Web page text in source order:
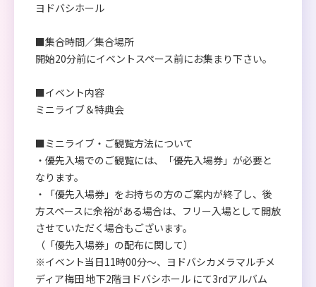
ヨドバシホール
■集合時間／集合場所
開始20分前にイベントスペース前にお集まり下さい。
■イベント内容
ミニライブ＆特典会
■ミニライブ・ご観覧方法について
・優先入場でのご観覧には、「優先入場券」が必要と
なります。
・「優先入場券」をお持ちの方のご案内が終了し、後
方スペースに余裕がある場合は、フリー入場として開放
させていただく場合もございます。
（「優先入場券」の配布に関して）
※イベント当日11時00分～、ヨドバシカメラマルチメ
ディア梅田 地下2階ヨドバシホール にて3rdアルバム